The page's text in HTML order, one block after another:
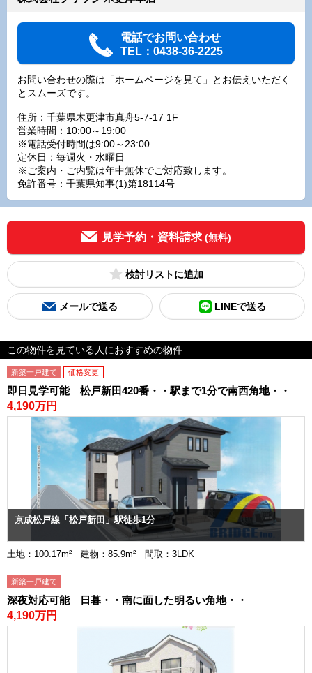
電話でお問い合わせ
TEL：0438-36-2225
お問い合わせの際は「ホームページを見て」とお伝えいただく
とスムーズです。
住所：千葉県木更津市真舟5-7-17 1F
営業時間：10:00～19:00
※電話受付時間は9:00～23:00
定休日：毎週火・水曜日
※ご案内・ご内覧は年中無休でご対応致します。
免許番号：千葉県知事(1)第18114号
見学予約・資料請求 (無料)
検討リスト
メールで送る LINEで送る
この物件を見ている人におすすめの物件
新築一戸建て 価格変更
即日見学可能 松戸新田420番・・駅まで1分で南西角地・・
4,190万円
京成松戸線「松戸新田」駅徒歩1分
土地：100.17m² 建物：85.9m² 間取：3LDK
新築一戸建て
深夜対応可能 日暮・・南に面した明るい角地・・
4,190万円